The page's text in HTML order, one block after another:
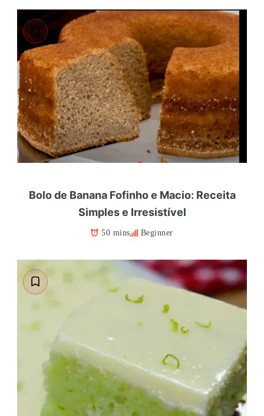
Bolo de Banana Fofinho e Macio: Receita
Simples e Irresistível
50 mins Beginner